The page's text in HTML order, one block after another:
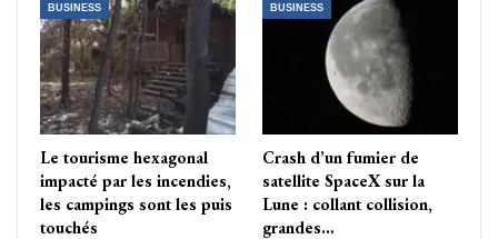
BUSINESS
Le tourisme hexagonal
impacté par les incendies,
les campings sont les puis
touchés
BUSINESS
Crash d’un fumier de
satellite SpaceX sur la
Lune : collant collision,
grandes…